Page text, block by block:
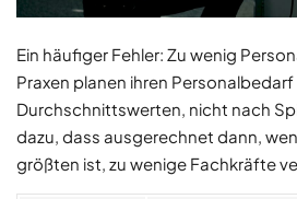
Ein häufiger Fehler: Zu wenig
Praxen planen ihren
Durchschnittswerten, nicht nach
dazu, dass ausgerechnet dann,
größten ist, zu wenige Fachkräfte